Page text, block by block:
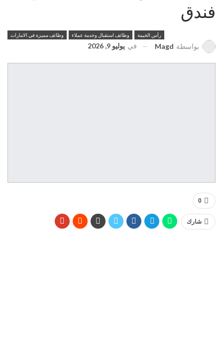
فندق
رأس الخيمة وظائف استقبال وخدمة عملاء وظائف مميزة في الامارات
بواسطة Magd في يوليو 9, 2026
0
شارك